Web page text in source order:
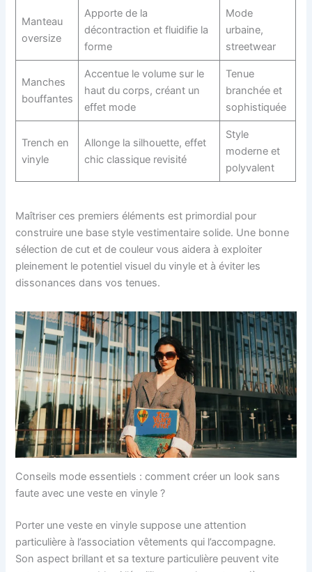
Manteau
oversize
Apporte de la
décontraction et fluidifie la
forme
Mode
urbaine,
streetwear
Manches
bouffantes
Accentue le volume sur le
haut du corps, créant un
effet mode
Tenue
branchée et
sophistiquée
Trench en
vinyle
Allonge la silhouette, effet
chic classique revisité
Style
moderne et
polyvalent
Maîtriser ces premiers éléments est primordial pour
construire une base style vestimentaire solide. Une bonne
sélection de cut et de couleur vous aidera à exploiter
pleinement le potentiel visuel du vinyle et à éviter les
dissonances dans vos tenues.
Conseils mode essentiels : comment créer un look sans
faute avec une veste en vinyle ?
Porter une veste en vinyle suppose une attention
particulière à l’association vêtements qui l’accompagne.
Son aspect brillant et sa texture particulière peuvent vite